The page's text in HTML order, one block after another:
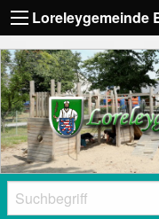
Loreleygemeinde